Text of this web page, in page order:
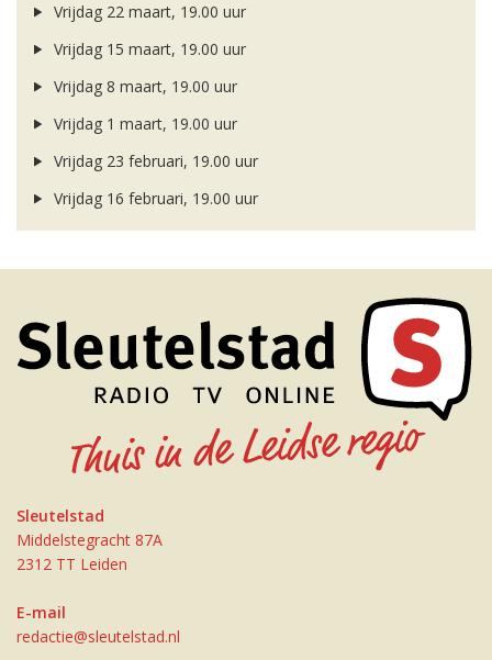
Vrijdag 22 maart, 19.00 uur
Vrijdag 15 maart, 19.00 uur
Vrijdag 8 maart, 19.00 uur
Vrijdag 1 maart, 19.00 uur
Vrijdag 23 februari, 19.00 uur
Vrijdag 16 februari, 19.00 uur
Sleutelstad
Middelstegracht 87A
2312 TT Leiden
E-mail
redactie@sleutelstad.nl